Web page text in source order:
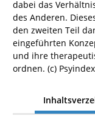
dabei das
des Anderen.
den zweiten Teil
eingeführten
und ihre
ordnen. (c)